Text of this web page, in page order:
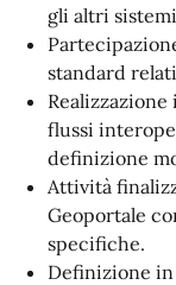
gli altri
standard
flussi
definizione
Attività
Geoportale
specifiche.
Definizione